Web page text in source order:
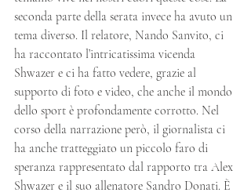
seconda parte della serata invece ha avuto un
tema diverso. Il relatore, Nando Sanvito, ci
ha raccontato l’intricatissima vicenda
Shwazer e ci ha fatto vedere, grazie al
supporto di foto e video, che anche il mondo
dello sport è profondamente corrotto. Nel
corso della narrazione però, il giornalista ci
ha anche tratteggiato un piccolo faro di
speranza rappresentato dal rapporto tra Alex
Shwazer e il suo allenatore Sandro Donati. È